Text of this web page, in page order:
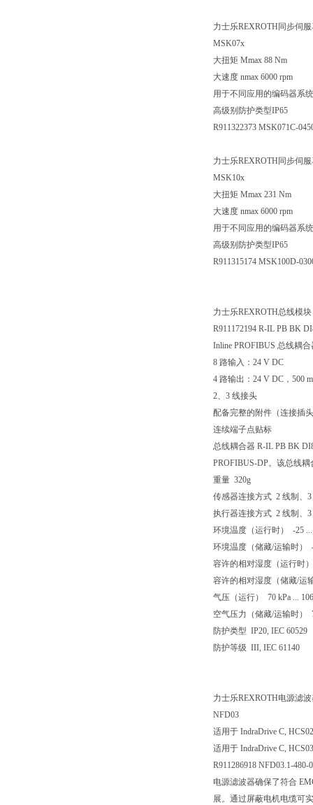
力士乐REXROTH同步伺
MSK07x
大扭矩 Mmax 88 Nm
大速度 nmax 6000 rpm
用于不同应用的编码器系统
高级别防护类型IP65
R911322373 MSK071C-
力士乐REXROTH同步伺
MSK10x
大扭矩 Mmax 231 Nm
大速度 nmax 6000 rpm
用于不同应用的编码器系统
高级别防护类型IP65
R911315174 MSK100D-
力士乐REXROTH总线模块
R911172194 R-IL PB BK
Inline PROFIBUS 总线耦合
8 路输入：24 V DC
4 路输出：24 V DC，500
2、3 线接头
配备完整的附件（连接插
连续端子点贴标
总线耦合器 R-IL PB BK
PROFIBUS-DP。该总线
重量 320g
传感器连接方式 2 线制、
执行器连接方式 2 线制、
环境温度（运行时） -25 ...
环境温度（储藏/运输时）
容许的相对湿度（运行时
容许的相对湿度（储藏/运
气压（运行） 70 kPa ...
空气压力（储藏/运输时）
防护类型 IP20, IEC 60529
防护等级 III, IEC 61140
力士乐REXROTH电源滤
NFD03
适用于 IndraDrive C, HCS02
适用于 IndraDrive C, HCS03
R911286918 NFD03.1-480-
电源滤波器确保了符合
展。通过屏蔽电机电缆可